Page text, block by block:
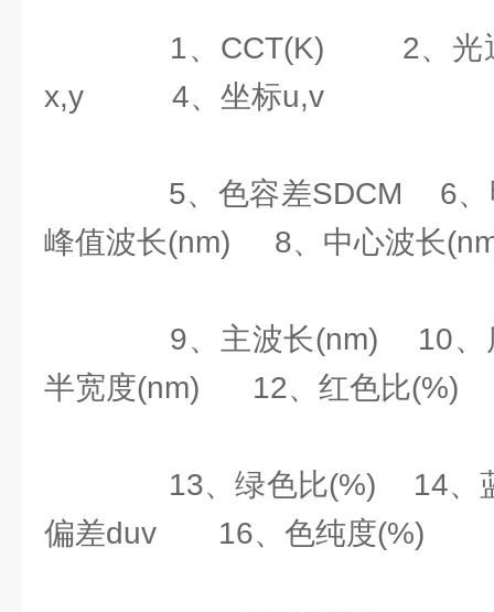
1、CCT(K) 2、光
x,y 4、坐标u,v
5、色容差SDCM 6、
峰值波长(nm) 8、中心波长
9、主波长(nm) 10、
半宽度(nm) 12、红色比(%)
13、绿色比(%) 14、
偏差duv 16、色纯度(%)